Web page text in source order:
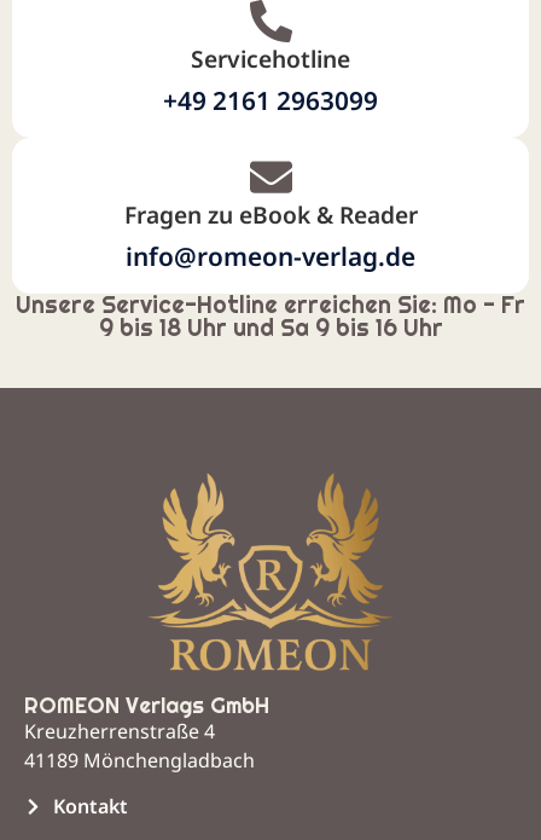
Servicehotline
+49 2161 2963099
Fragen zu eBook & Reader
info@romeon-verlag.de
Unsere Service-Hotline erreichen Sie: Mo - Fr
9 bis 18 Uhr und Sa 9 bis 16 Uhr
ROMEON Verlags GmbH
Kreuzherrenstraße 4
41189 Mönchengladbach
Kontakt